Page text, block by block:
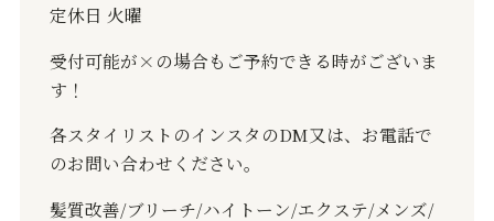
定休日 火曜
受付可能が× の場合もご予約できる時がございま
す！
各スタイリストのインスタのDM又は、お電話で
のお問い合わせください。
髪質改善/ブリーチ/ハイトーン/エクステ/メンズ/